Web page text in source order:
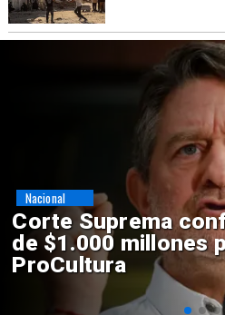
Codelco suspende
construcción de
en El Teniente por
sísmicos
Nacional